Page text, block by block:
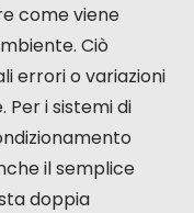
come viene
Ciò
errori o variazioni
i sistemi di
il semplice
doppia